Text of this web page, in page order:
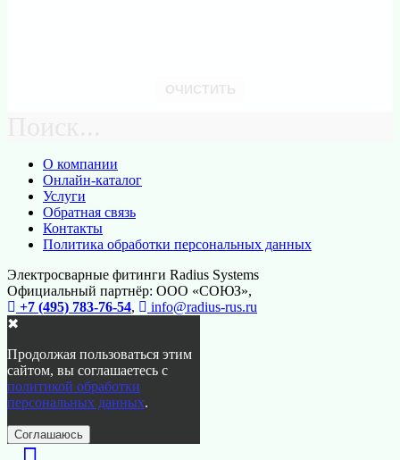
О компании
Онлайн-каталог
Услуги
Обратная связь
Контакты
Политика обработки персональных данных
Электросварные фитинги Radius Systems
Официальный партнёр: ООО «СОЮЗ»,
+7 (495) 783-76-54,
info@radius-rus.ru
✖
Продолжая пользоваться этим
сайтом, вы соглашаетесь с
политикой обработки
персональных данных.
Соглашаюсь